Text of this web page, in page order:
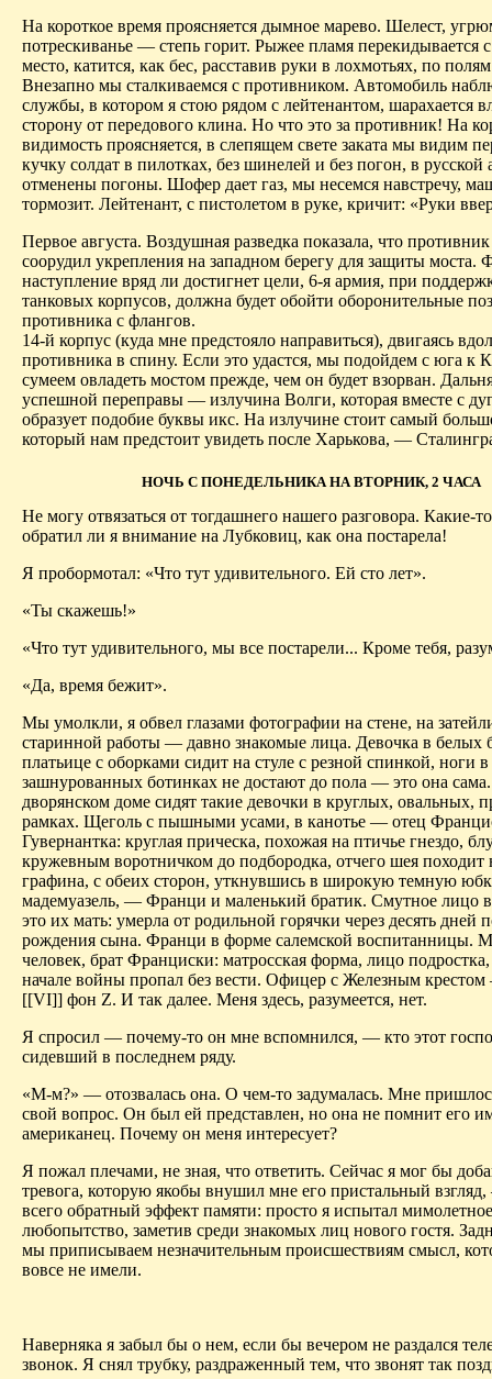
На короткое время проясняется дымное марево. Шелест,
потрескиванье — степь горит. Рыжее пламя перекидывается
место, катится, как бес, расставив руки в лохмотьях, по
Внезапно мы сталкиваемся с противником. Автомобиль
службы, в котором я стою рядом с лейтенантом, шарахается
сторону от передового клина. Но что это за противник! На
видимость проясняется, в слепящем свете заката мы видим
кучку солдат в пилотках, без шинелей и без погон, в русской
отменены погоны. Шофер дает газ, мы несемся навстречу,
тормозит. Лейтенант, с пистолетом в руке, кричит: «Руки
Первое августа. Воздушная разведка показала, что
соорудил укрепления на западном берегу для защиты моста.
наступление вряд ли достигнет цели, 6-я армия, при
танковых корпусов, должна будет обойти оборонительные
противника с флангов.
14-й корпус (куда мне предстояло направиться), двигаясь
противника в спину. Если это удастся, мы подойдем с юга к
сумеем овладеть мостом прежде, чем он будет взорван.
успешной переправы — излучина Волги, которая вместе с
образует подобие буквы икс. На излучине стоит самый
который нам предстоит увидеть после Харькова, —
НОЧЬ С ПОНЕДЕЛЬНИКА НА ВТОРНИК, 2 ЧАСА
Не могу отвязаться от тогдашнего нашего разговора. Какие-
обратил ли я внимание на Лубковиц, как она постарела!
Я пробормотал: «Что тут удивительного. Ей сто лет».
«Ты скажешь!»
«Что тут удивительного, мы все постарели... Кроме тебя,
«Да, время бежит».
Мы умолкли, я обвел глазами фотографии на стене, на
старинной работы — давно знакомые лица. Девочка в белых
платьице с оборками сидит на стуле с резной спинкой, ноги
зашнурованных ботинках не достают до пола — это она
дворянском доме сидят такие девочки в круглых, овальных,
рамках. Щеголь с пышными усами, в канотье — отец
Гувернантка: круглая прическа, похожая на птичье гнездо,
кружевным воротничком до подбородка, отчего шея
графина, с обеих сторон, уткнувшись в широкую темную
мадемуазель, — Франци и маленький братик. Смутное лицо
это их мать: умерла от родильной горячки через десять дней
рождения сына. Франци в форме салемской воспитанницы.
человек, брат Франциски: матросская форма, лицо
начале войны пропал без вести. Офицер с Железным
[[VI]] фон Z. И так далее. Меня здесь, разумеется, нет.
Я спросил — почему-то он мне вспомнился, — кто этот
сидевший в последнем ряду.
«М-м?» — отозвалась она. О чем-то задумалась. Мне
свой вопрос. Он был ей представлен, но она не помнит его
американец. Почему он меня интересует?
Я пожал плечами, не зная, что ответить. Сейчас я мог бы
тревога, которую якобы внушил мне его пристальный
всего обратный эффект памяти: просто я испытал мимолетное
любопытство, заметив среди знакомых лиц нового гостя.
мы приписываем незначительным происшествиям смысл,
вовсе не имели.
Наверняка я забыл бы о нем, если бы вечером не раздался
звонок. Я снял трубку, раздраженный тем, что звонят так